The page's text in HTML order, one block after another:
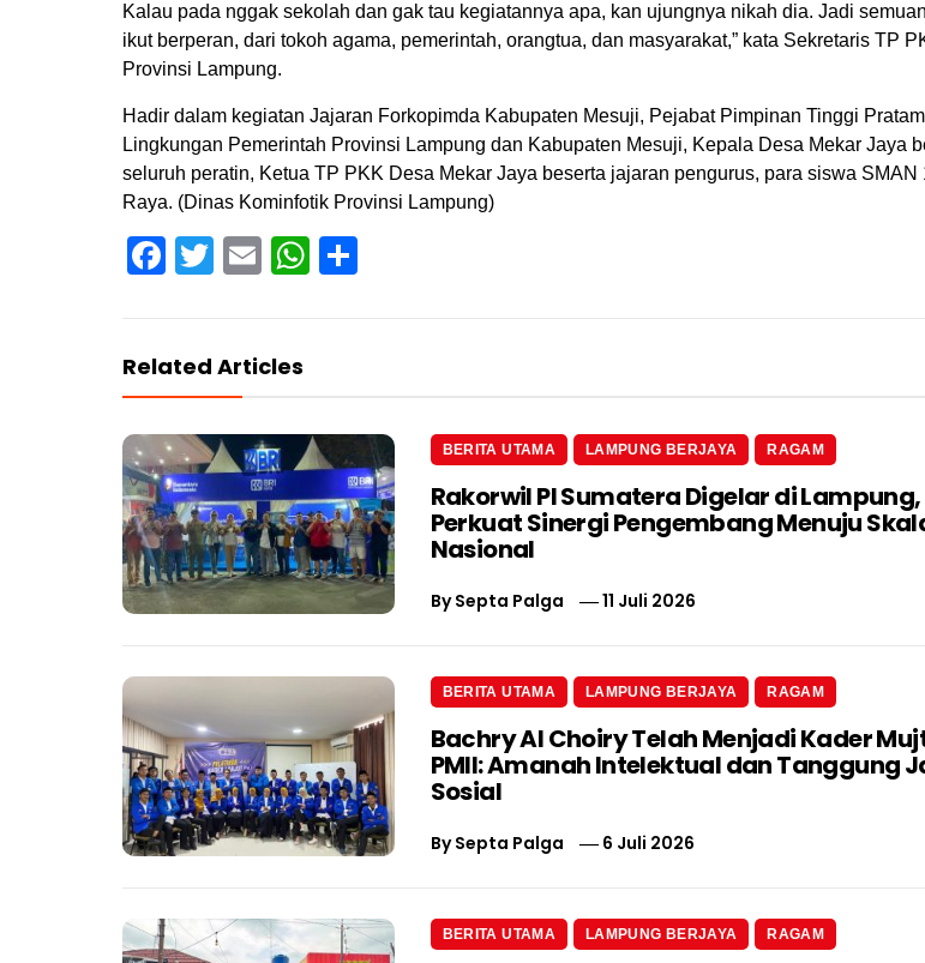
Kalau pada nggak sekolah dan gak tau kegiatannya apa, kan ujungnya nikah dia. Jadi
ikut berperan, dari tokoh agama, pemerintah, orangtua, dan masyarakat,” kata Sekretaris TP
Provinsi Lampung.
Hadir dalam kegiatan Jajaran Forkopimda Kabupaten Mesuji, Pejabat Pimpinan Tinggi
Lingkungan Pemerintah Provinsi Lampung dan Kabupaten Mesuji, Kepala Desa Mekar Jaya
seluruh peratin, Ketua TP PKK Desa Mekar Jaya beserta jajaran pengurus, para siswa SMAN
Raya. (Dinas Kominfotik Provinsi Lampung)
Facebook
TwitterEmailWhatsApp
Related Articles
BERITA UTAMA LAMPUNG BERJAYA RAGAM
Rakorwil PI Sumatera Digelar di Lampung,
Perkuat Sinergi Pengembang Menuju
Nasional
BySepta Palga 11 Juli 2026
BERITA UTAMA LAMPUNG BERJAYA RAGAM
Bachry Al Choiry Telah Menjadi Kader
PMII: Amanah Intelektual dan Tanggung
Sosial
BySepta Palga 6 Juli 2026
BERITA UTAMA LAMPUNG BERJAYA RAGAM